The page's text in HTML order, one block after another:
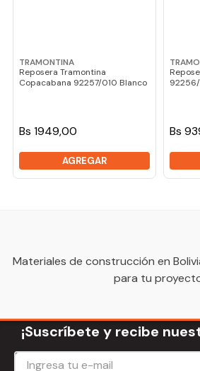
TRAMONTINA
Reposera Tramontina
Copacabana 92257/010 Blanco
Bs 1949,00
AGREGAR
Bs
Materiales de construcción en
para tu
¡Suscríbete y recibe